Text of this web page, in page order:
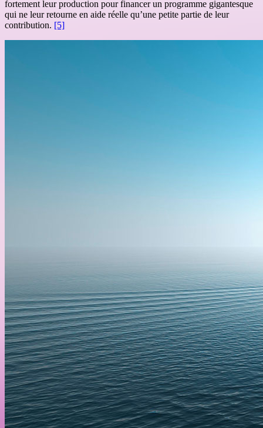
fortement leur production pour financer un programme gigantesque
qui ne leur retourne en aide réelle qu’une petite partie de leur
contribution. [5]